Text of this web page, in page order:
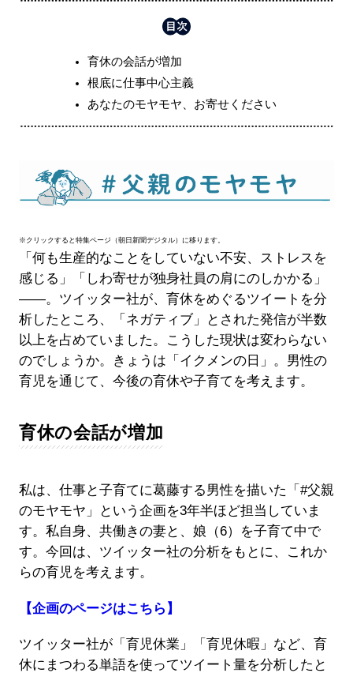
育休の会話が増加
根底に仕事中心主義
あなたのモヤモヤ、お寄せください
※クリックすると特集ページ（朝日新聞デジタル）に移ります。
「何も生産的なことをしていない不安、ストレスを
感じる」「しわ寄せが独身社員の肩にのしかかる」
――。ツイッター社が、育休をめぐるツイートを分
析したところ、「ネガティブ」とされた発信が半数
以上を占めていました。こうした現状は変わらない
のでしょうか。きょうは「イクメンの日」。男性の
育児を通じて、今後の育休や子育てを考えます。
育休の会話が増加
私は、仕事と子育てに葛藤する男性を描いた「#父親
のモヤモヤ」という企画を3年半ほど担当していま
す。私自身、共働きの妻と、娘（6）を子育て中で
す。今回は、ツイッター社の分析をもとに、これか
らの育児を考えます。
【企画のページはこちら】
ツイッター社が「育児休業」「育児休暇」など、育
休にまつわる単語を使ってツイート量を分析したと